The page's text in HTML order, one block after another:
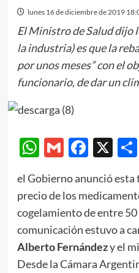
lunes 16 de diciembre de 2019
El Ministro de Salud dijo
la industria) es que la
por unos meses” con el
funcionario, de dar un
WhatsApp
GmailX
el Gobierno anunció esta
precio de los
cogelamiento de entre 50
comunicación estuvo a
Alberto Fernándezy el
Desde la Cámara